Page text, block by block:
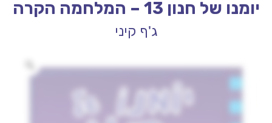
יומנו של חנון 13 – המלחמה הקרה
ג'ף קיני